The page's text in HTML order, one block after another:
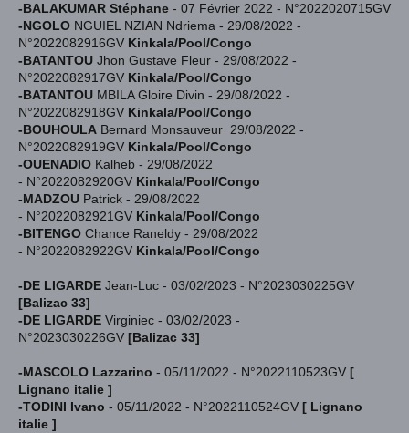
-BALAKUMAR Stéphane - 07 Février 2022 - N°2022020715GV
-NGOLO NGUIEL NZIAN Ndriema - 29/08/2022 -
N°2022082916GV Kinkala/Pool/Congo
-BATANTOU Jhon Gustave Fleur - 29/08/2022 -
N°2022082917GV Kinkala/Pool/Congo
-BATANTOU MBILA Gloire Divin - 29/08/2022 -
N°2022082918GV Kinkala/Pool/Congo
-BOUHOULA Bernard Monsauveur 29/08/2022 -
N°2022082919GV Kinkala/Pool/Congo
-OUENADIO Kalheb - 29/08/2022
- N°2022082920GV Kinkala/Pool/Congo
-MADZOU Patrick - 29/08/2022
- N°2022082921GV Kinkala/Pool/Congo
-BITENGO Chance Raneldy - 29/08/2022
- N°2022082922GV Kinkala/Pool/Congo
-DE LIGARDE Jean-Luc - 03/02/2023 - N°2023030225GV
[Balizac 33]
-DE LIGARDE Virginiec - 03/02/2023 -
N°2023030226GV [Balizac 33]
-MASCOLO Lazzarino - 05/11/2022 - N°2022110523GV [
Lignano italie ]
-TODINI Ivano - 05/11/2022 - N°2022110524GV [ Lignano
italie ]